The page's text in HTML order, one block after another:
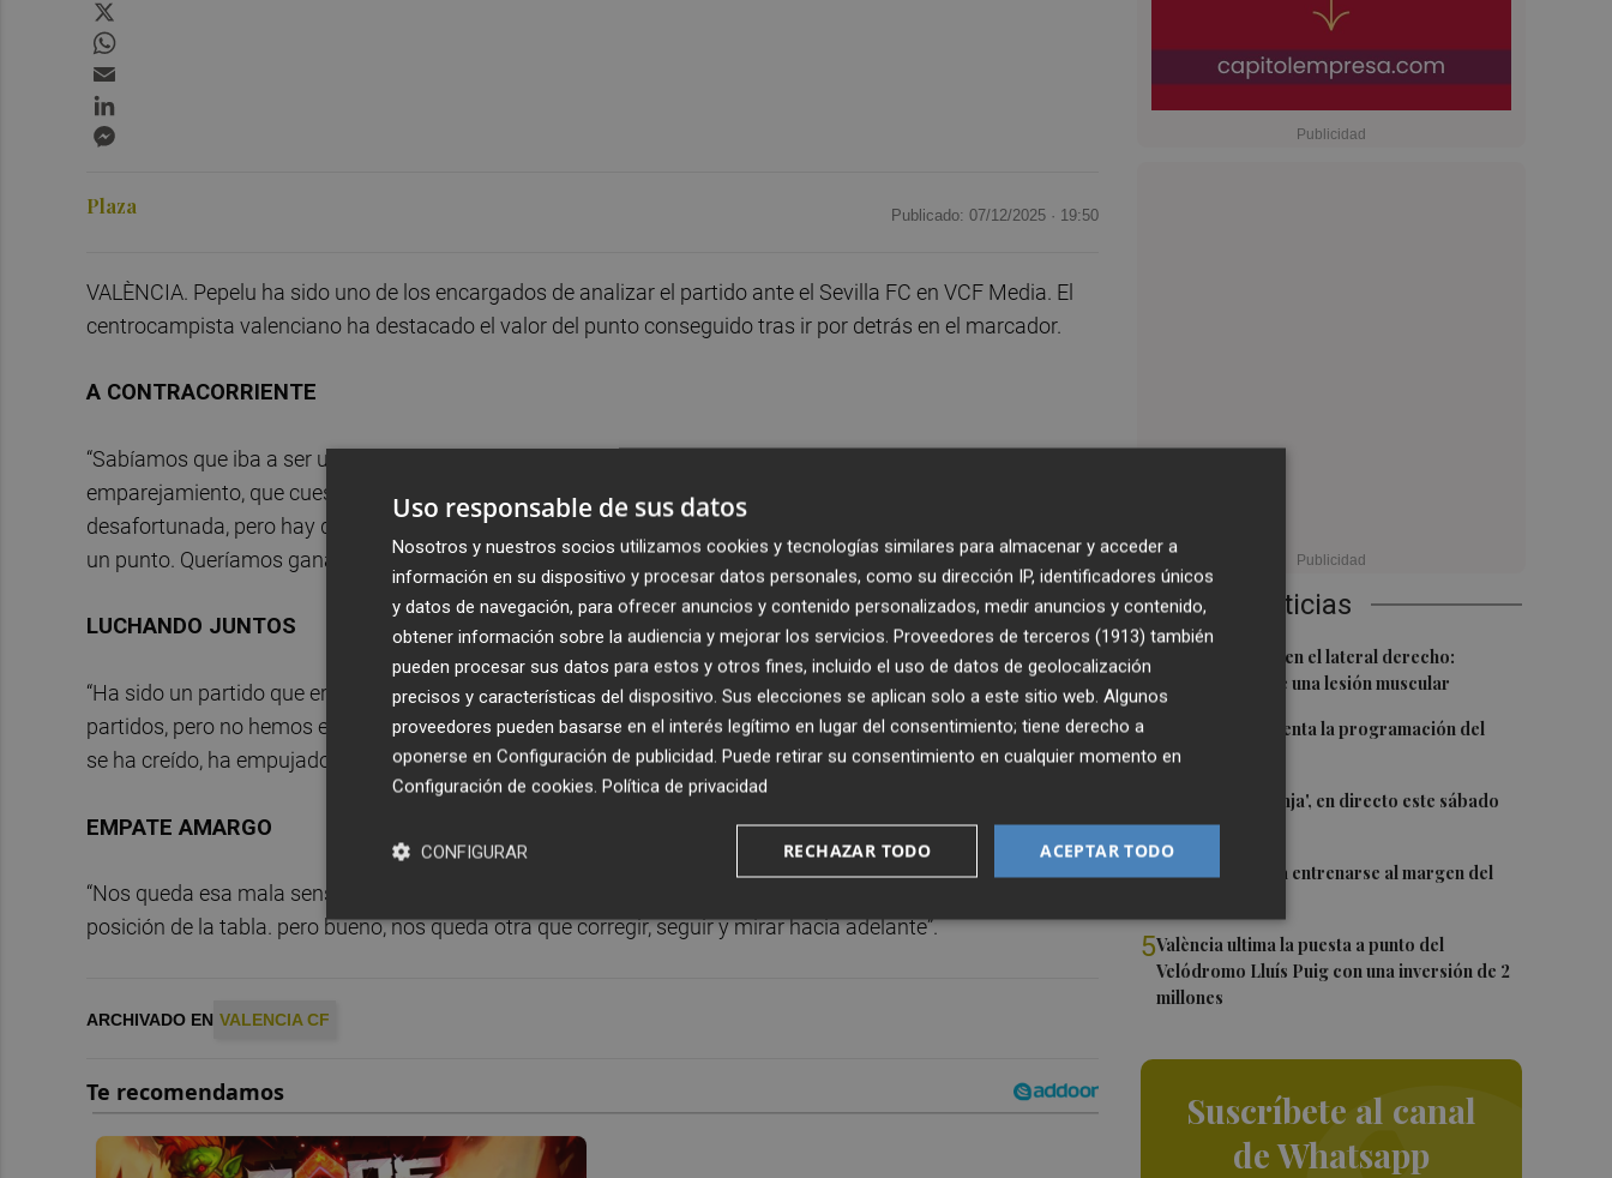
Últimas Noticias
1
Más problemas en el lateral derecho:
Monferrer sufre una lesión muscular
2
El Valencia presenta la programación del
Trofeu Taronja
El 'Trofeu Taronja', en directo este sábado
por À Punt
4Almeida vuelve a entrenarse al margen del
5València ultima la puesta a punto del
Velódromo Lluís Puig con una inversión de 2
millones
Suscríbete al canal
de Whatsapp
Plaza Publicado: 07/12/2025 · 19:50
VALÈNCIA. Pepelu ha sido uno de los encargados de analizar el partido ante el Sevilla FC en VCF Media. El
centrocampista valenciano ha destacado el valor del punto conseguido tras ir por detrás en el marcador.
A CONTRACORRIENTE
“Sabíamos que iba a ser un partido complicado, porque el Sevilla plantea partidos de mucho
emparejamiento, que cuesta mucho superarles. El partido se ha puesto en contra en una jugada
desafortunada, pero hay que quedarse con que el equipo ha remado, lo ha intentado y al final ha conseguido
un punto. Queríamos ganar, pero por como se había puesto el partido hay que valorarlo”
LUCHANDO JUNTOS
“Ha sido un partido que era difícil generar ataques limpios. El Sevilla sabíamos que planteaba ese tipo de
partidos, pero no hemos estado acertados en el último tramo y se ha puesto el partido difícil. Pero, el equipo
se ha creído, ha empujado y gracias también al empuje de la afición se ha conseguido marcar gol.
EMPATE AMARGO
“Nos queda esa mala sensación porque el equipo buscaba esa victoria en casa, que nos reforzara en la
posición de la tabla. pero bueno, nos queda otra que corregir, seguir y mirar hacia adelante”.
ARCHIVADO EN VALENCIA CF
Uso responsable de sus datos
Nosotros y nuestros socios utilizamos cookies y tecnologías similares para almacenar y acceder a
información en su dispositivo y procesar datos personales, como su dirección IP, identificadores únicos
y datos de navegación, para ofrecer anuncios y contenido personalizados, medir anuncios y contenido,
obtener información sobre la audiencia y mejorar los servicios. Proveedores de terceros (1913) también
pueden procesar sus datos para estos y otros fines, incluido el uso de datos de geolocalización
precisos y características del dispositivo. Sus elecciones se aplican solo a este sitio web. Algunos
proveedores pueden basarse en el interés legítimo en lugar del consentimiento; tiene derecho a
oponerse en Configuración de publicidad. Puede retirar su consentimiento en cualquier momento en
Configuración de cookies. Política de privacidad
ACEPTAR TODO
RECHAZAR TODO
CONFIGURAR